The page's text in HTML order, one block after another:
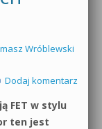
Wróblewski
Dodaj komentarz
FET w stylu
ten jest